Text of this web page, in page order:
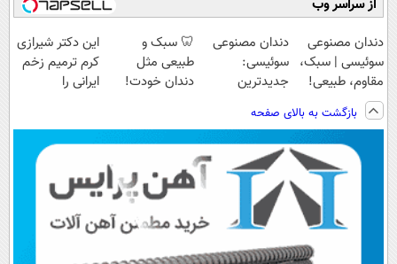
از سراسر وب
دندان مصنوعی
سوئیسی | سبک،
مقاوم، طبیعی!
ویزیت
رایگان+پرداخت
اقساطی😍
دندان مصنوعی
سوئیسی:
جدیدترین
سبک و مقاوم |
پرداخت قسطی
🦷 سبک و
طبیعی مثل
دندان خودت!
💳 📍 تهران
این دکتر شیرازی
کرم ترمیم زخم
ایرانی را
بازگشت به بالای صفحه